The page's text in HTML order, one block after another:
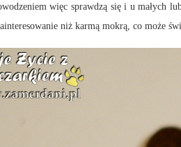
więc sprawdzą się i u małych
niż karmą mokrą, co może